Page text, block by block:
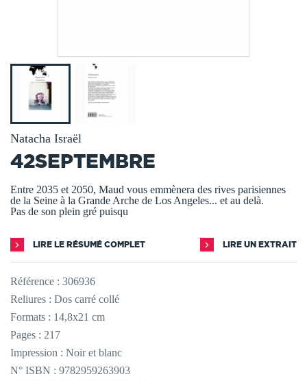
Natacha Israël
42SEPTEMBRE
Entre 2035 et 2050, Maud vous emmènera des rives parisiennes
de la Seine à la Grande Arche de Los Angeles... et au delà.
Pas de son plein gré puisqu
LIRE LE RÉSUMÉ COMPLET LIRE UN EXTRAIT
Référence : 306936
Reliures : Dos carré collé
Formats : 14,8x21 cm
Pages : 217
Impression : Noir et blanc
N° ISBN : 9782959263903